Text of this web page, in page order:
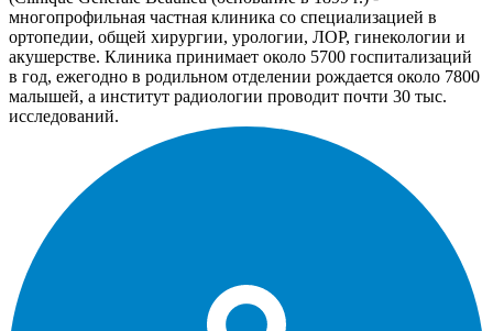
многопрофильная частная клиника со специализацией в
ортопедии, общей хирургии, урологии, ЛОР, гинекологии и
акушерстве. Клиника принимает около 5700 госпитализаций
в год, ежегодно в родильном отделении рождается около 7800
малышей, а институт радиологии проводит почти 30 тыс.
исследований.